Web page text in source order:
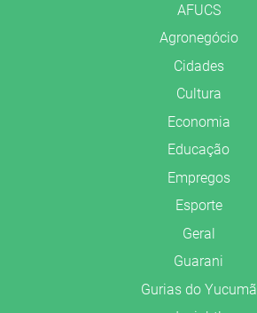
AFUCS
Agronegócio
Cidades
Cultura
Economia
Educação
Empregos
Esporte
Geral
Guarani
Gurias do Yucumã